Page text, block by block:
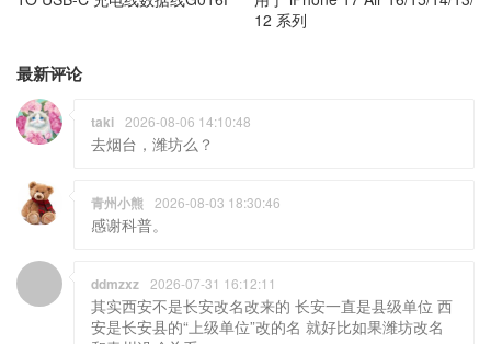
12 系列
最新评论
taki 2026-08-06 14:10:48
去烟台，潍坊么？
青州小熊 2026-08-03 18:30:46
感谢科普。
ddmzxz 2026-07-31 16:12:11
其实西安不是长安改名改来的 长安一直是县级单位 西
安是长安县的“上级单位”改的名 就好比如果潍坊改名